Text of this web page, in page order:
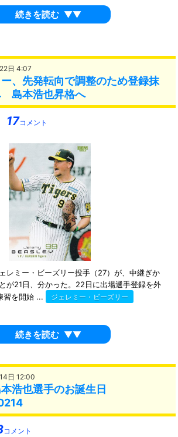
続きを読む ▼▼
日 4:07
、先発転向で調整のため登録抹
島本浩也昇格へ
17コメント
レミー・ビーズリー投手（27）が、中継ぎか
が21日、分かった。22日に出場選手登録を外
習を開始 ...
ジェレミー・ビーズリー
続きを読む ▼▼
日 12:00
浩也選手のお誕生日
コメント